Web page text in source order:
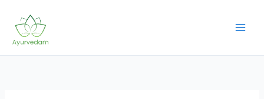
content